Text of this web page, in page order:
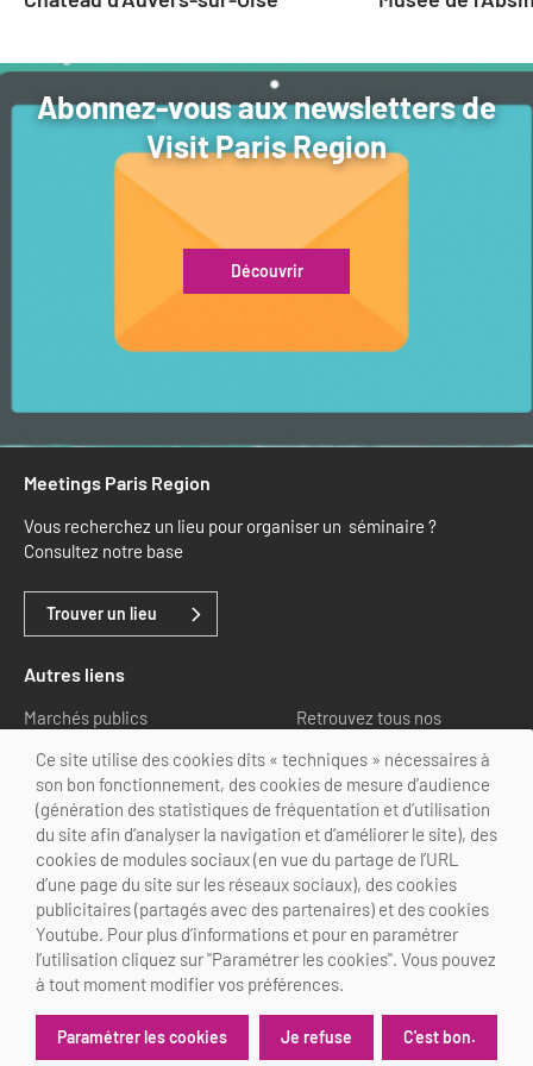
Abonnez-vous aux newsletters de
Visit Paris Region
Découvrir
Meetings Paris Region
Vous recherchez un lieu pour organiser un séminaire ?
Consultez notre base
Trouver un lieu
Autres liens
Marchés publics
Retrouvez tous nos
Nous suivre
@Choose Paris Region
Mentions légales
Crédits Personnalisation des cookies
Ce site utilise des cookies dits « techniques » nécessaires à
son bon fonctionnement, des cookies de mesure d’audience
(génération des statistiques de fréquentation et d’utilisation
du site afin d’analyser la navigation et d’améliorer le site), des
cookies de modules sociaux (en vue du partage de l’URL
d’une page du site sur les réseaux sociaux), des cookies
publicitaires (partagés avec des partenaires) et des cookies
Youtube. Pour plus d’informations et pour en paramétrer
l’utilisation cliquez sur "Paramétrer les cookies". Vous pouvez
à tout moment modifier vos préférences.
Paramétrer les cookies Je refuse C'est bon.